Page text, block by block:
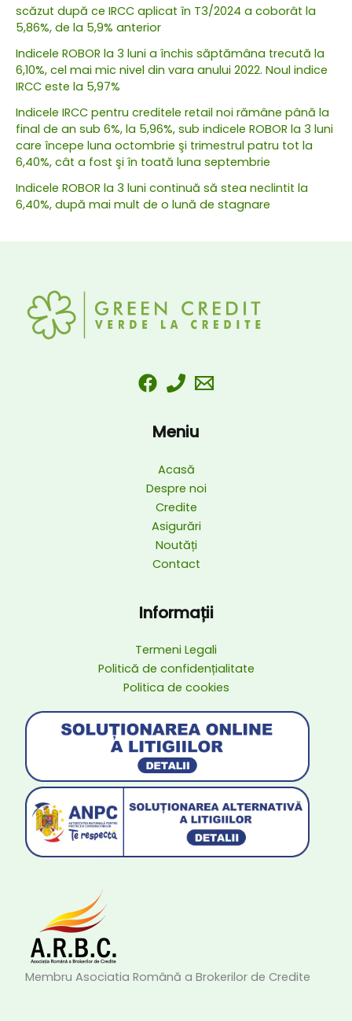
scăzut după ce IRCC aplicat în T3/2024 a coborât la
5,86%, de la 5,9% anterior
Indicele ROBOR la 3 luni a închis săptămâna trecută la
6,10%, cel mai mic nivel din vara anului 2022. Noul indice
IRCC este la 5,97%
Indicele IRCC pentru creditele retail noi rămâne până la
final de an sub 6%, la 5,96%, sub indicele ROBOR la 3 luni
care începe luna octombrie şi trimestrul patru tot la
6,40%, cât a fost şi în toată luna septembrie
Indicele ROBOR la 3 luni continuă să stea neclintit la
6,40%, după mai mult de o lună de stagnare
Meniu
Acasă
Despre noi
Credite
Asigurări
Noutăți
Contact
Informații
Termeni Legali
Politică de confidențialitate
Politica de cookies
Membru Asociatia Română a Brokerilor de Credite